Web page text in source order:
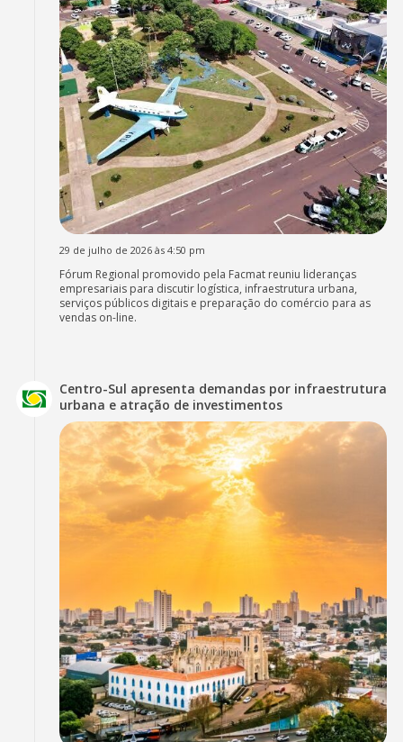
29 de julho de 2026 às 4:50 pm
Fórum Regional promovido pela Facmat reuniu lideranças
empresariais para discutir logística, infraestrutura urbana,
serviços públicos digitais e preparação do comércio para as
vendas on-line.
Centro-Sul apresenta demandas por infraestrutura
urbana e atração de investimentos